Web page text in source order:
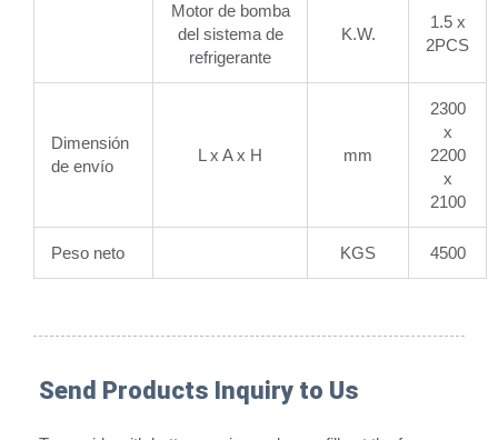
Motor de bomba
del sistema de
refrigerante
K.W.
1.5 x
2PCS
Dimensión
de envío
L x A x H mm
2300
x
2200
x
2100
Peso neto KGS 4500